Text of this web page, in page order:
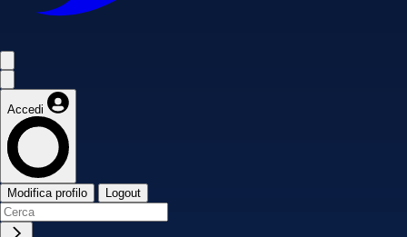
Accedi
Modifica profilo Logout